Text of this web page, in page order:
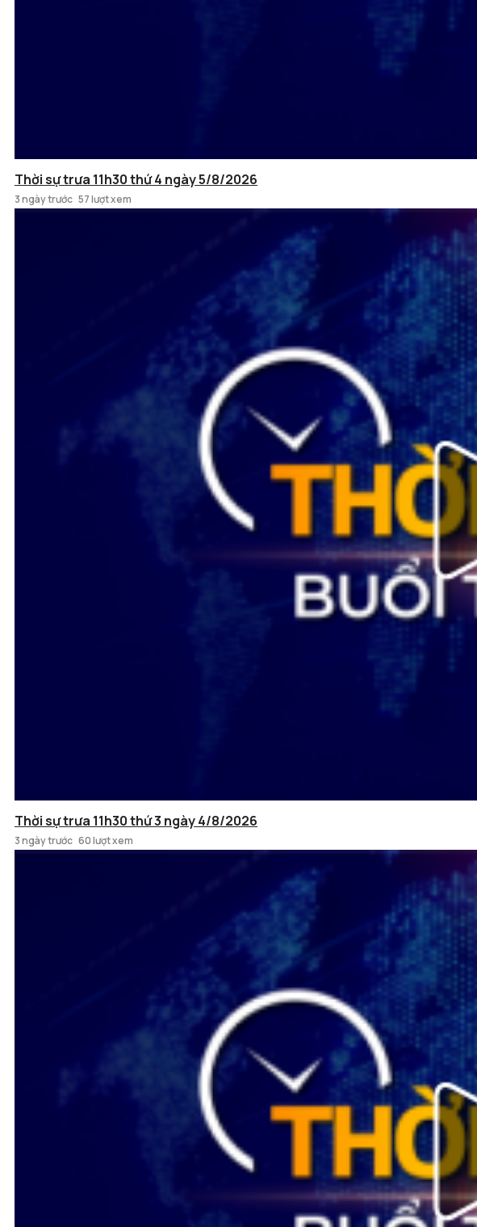
Thời sự trưa 11h30 thứ 4 ngày 5/8/2026
3 ngày trước 57 lượt xem
Thời sự trưa 11h30 thứ 3 ngày 4/8/2026
3 ngày trước 60 lượt xem